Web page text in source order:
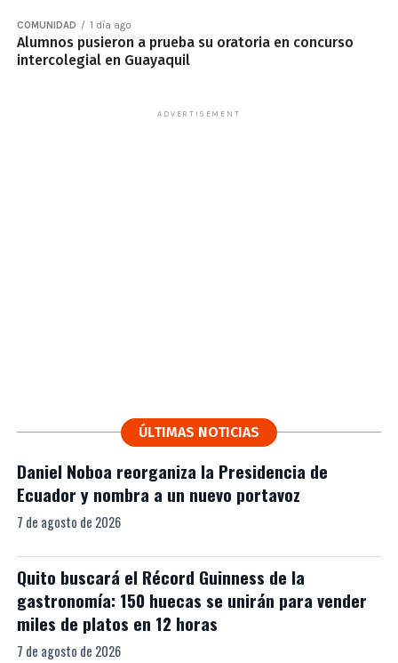
COMUNIDAD 1 día ago
Alumnos pusieron a prueba su oratoria en concurso
intercolegial en Guayaquil
ADVERTISEMENT
ÚLTIMAS NOTICIAS
Daniel Noboa reorganiza la Presidencia de
Ecuador y nombra a un nuevo portavoz
7 de agosto de 2026
Quito buscará el Récord Guinness de la
gastronomía: 150 huecas se unirán para vender
miles de platos en 12 horas
7 de agosto de 2026